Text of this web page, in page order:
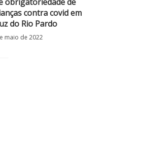
contra covid em
do Rio Pardo
maio de 2022